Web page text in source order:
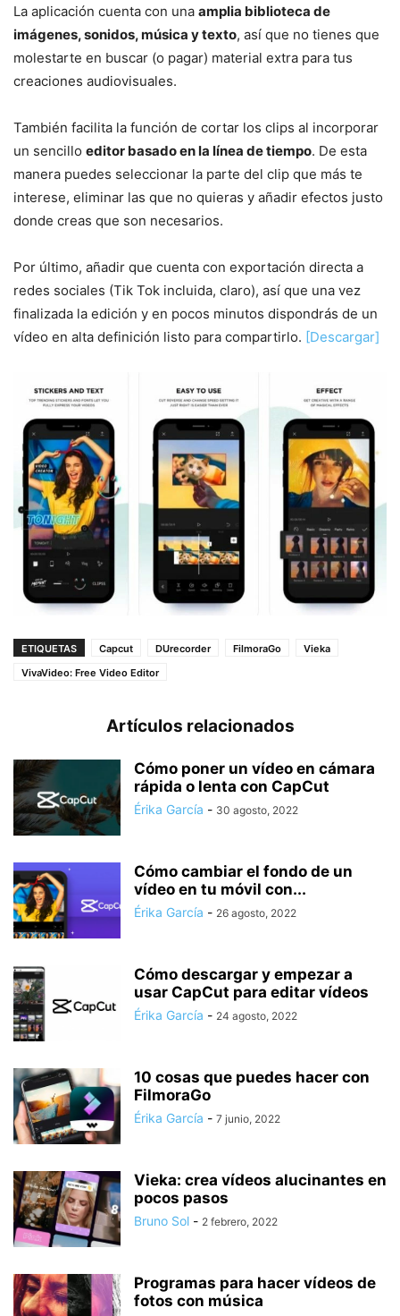
La aplicación cuenta con una amplia biblioteca de
imágenes, sonidos, música y texto, así que no tienes que
molestarte en buscar (o pagar) material extra para tus
creaciones audiovisuales.
También facilita la función de cortar los clips al incorporar
un sencillo editor basado en la línea de tiempo. De esta
manera puedes seleccionar la parte del clip que más te
interese, eliminar las que no quieras y añadir efectos justo
donde creas que son necesarios.
Por último, añadir que cuenta con exportación directa a
redes sociales (Tik Tok incluida, claro), así que una vez
finalizada la edición y en pocos minutos dispondrás de un
vídeo en alta definición listo para compartirlo. [Descargar]
ETIQUETAS Capcut DUrecorder FilmoraGo
Vieka
VivaVideo: Free Video Editor
Artículos relacionados
Cómo poner un vídeo en cámara
rápida o lenta con CapCut
Érika García - 30 agosto, 2022
Cómo cambiar el fondo de un
vídeo en tu móvil con...
Érika García - 26 agosto, 2022
Cómo descargar y empezar a
usar CapCut para editar vídeos
Érika García - 24 agosto, 2022
10 cosas que puedes hacer con
FilmoraGo
Érika García - 7 junio, 2022
Vieka: crea vídeos alucinantes en
pocos pasos
Bruno Sol - 2 febrero, 2022
Programas para hacer vídeos de
fotos con música